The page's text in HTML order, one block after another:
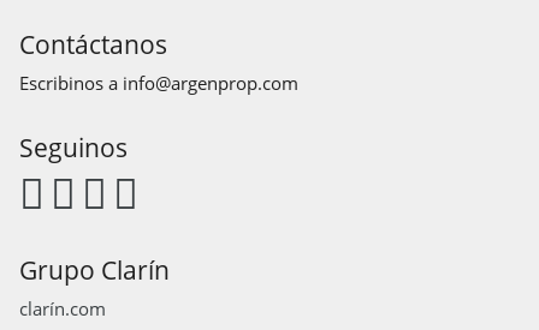
Contáctanos
Escribinos a info@argenprop.com
Seguinos
Grupo Clarín
clarín.com